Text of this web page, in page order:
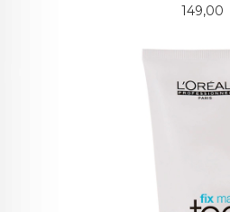
Pris
149,00